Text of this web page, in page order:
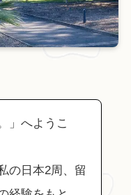
」へようこ
の日本2周、留